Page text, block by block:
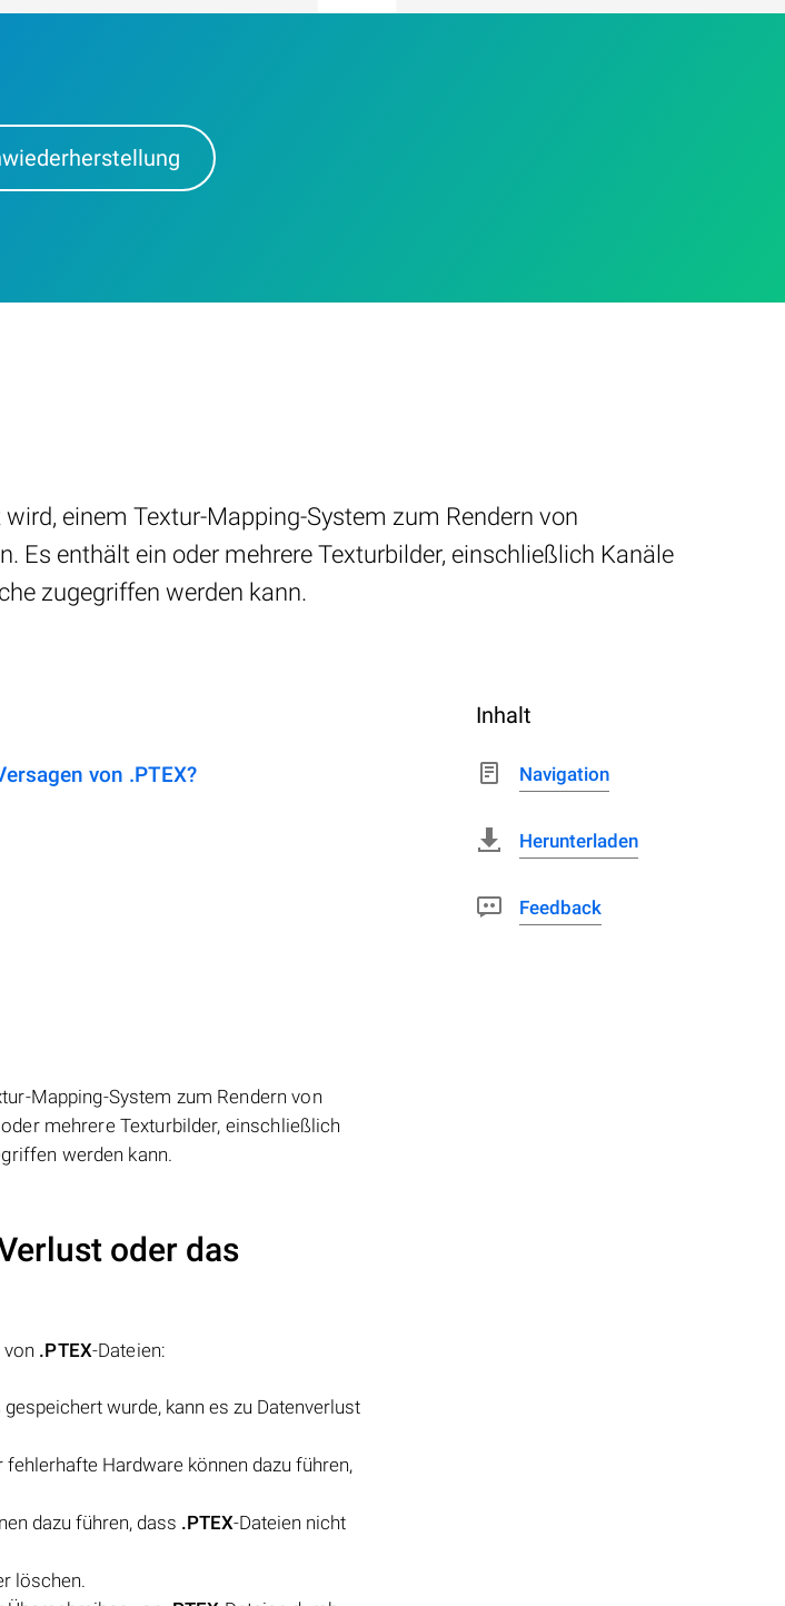
einem Textur-Mapping-System zum Rendern von
enthält ein oder mehrere Texturbilder, einschließlich Kanäle
zugegriffen werden kann.
von .PTEX?
Mapping-System zum Rendern von
mehrere Texturbilder, einschließlich
werden kann.
oder das
.PTEX-Dateien:
wurde, kann es zu Datenverlust
Hardware können dazu führen,
dazu führen, dass .PTEX-Dateien nicht
löschen.
Inhalt
Navigation
Herunterladen
Feedback